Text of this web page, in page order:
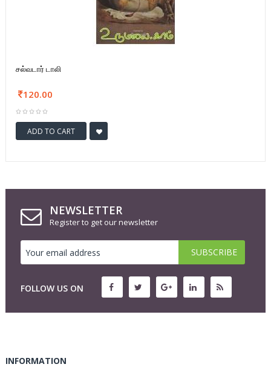
சல்வடார் டாலி
120.00
ADD TO CART
NEWSLETTER
Register to get our newsletter
FOLLOW US ON
INFORMATION